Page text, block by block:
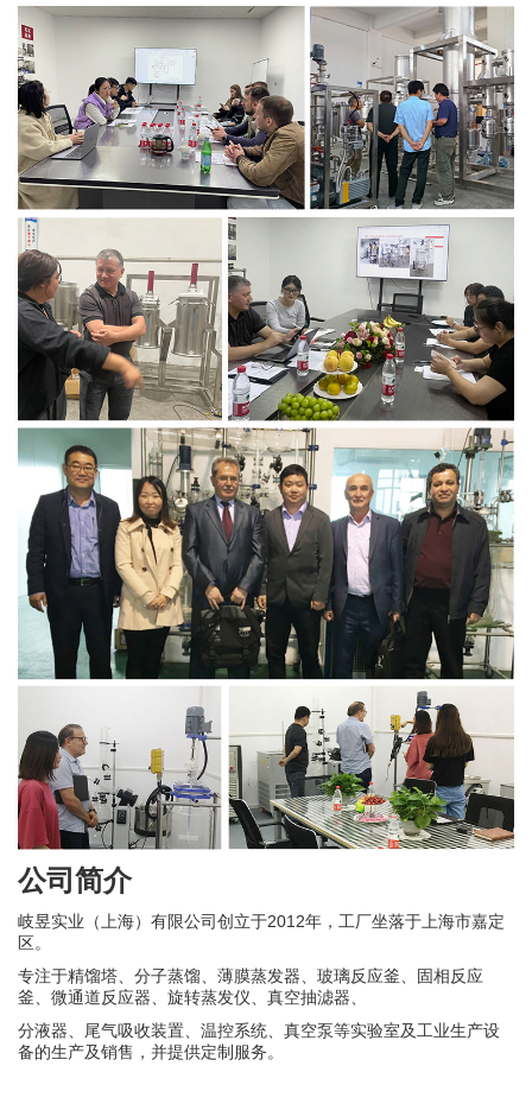
公司简介
岐昱实业（上海）有限公司创立于2012年，工厂坐落于上海市嘉定
区。
专注于精馏塔、分子蒸馏、 薄膜蒸发器、玻璃反应釜、固相反应
釜、微通道反应器、旋转蒸发仪、真空抽滤器、
分液器、尾气吸收装置、温控系统、真空泵等实验室及工业生产设
备的生产及销售，并提供定制服务。